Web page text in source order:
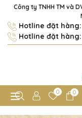
Công ty TNHH TM và
Hotline đặt hàng:
Hotline đặt hàng:
0 0